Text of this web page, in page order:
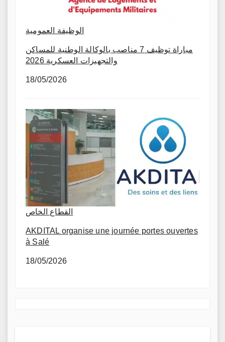
الوظيفة العمومية
مباراة توظيف 7 مناصب بالوكالة الوطنية للمساكن
والتجهيزات العسكرية 2026
18/05/2026
القطاع الخاص
AKDITAL organise une journée portes ouvertes
à Salé
18/05/2026